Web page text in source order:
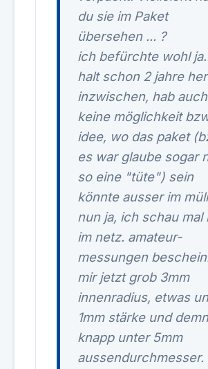
du sie im Paket
übersehen ... ?
ich befürchte wohl
halt schon 2 jahre her
inzwischen, hab auch
keine möglichkeit
idee, wo das paket
es war glaube sogar
so eine "tüte") sein
könnte ausser im
nun ja, ich schau mal
im netz. amateur-
messungen
mir jetzt grob 3mm
innenradius, etwas
1mm stärke und
knapp unter 5mm
aussendurchmesser.